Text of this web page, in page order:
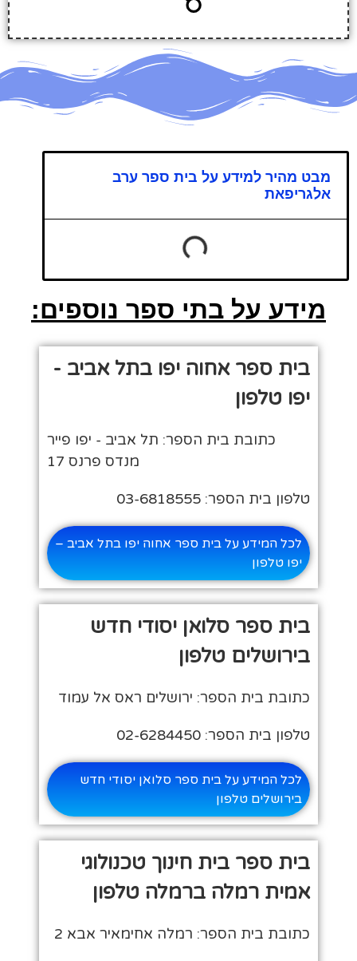
מבט מהיר למידע על בית ספר ערב
אלגריפאת
מידע על בתי ספר נוספים:
בית ספר אחוה יפו בתל אביב -
יפו טלפון
כתובת בית הספר: תל אביב - יפו פייר
מנדס פרנס 17
טלפון בית הספר: 03-6818555
לכל המידע על בית ספר אחוה יפו בתל אביב –
יפו טלפון
בית ספר סלואן יסודי חדש
בירושלים טלפון
כתובת בית הספר: ירושלים ראס אל עמוד
טלפון בית הספר: 02-6284450
לכל המידע על בית ספר סלואן יסודי חדש
בירושלים טלפון
בית ספר בית חינוך טכנולוגי
אמית רמלה ברמלה טלפון
כתובת בית הספר: רמלה אחימאיר אבא 2